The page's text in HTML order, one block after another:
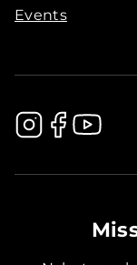
Events